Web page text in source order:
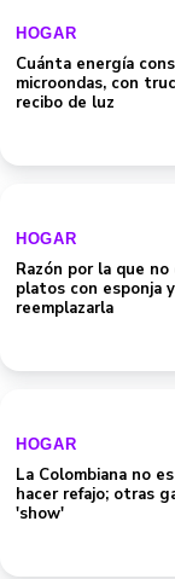
microondas, con
recibo de luz
platos con esponja y
reemplazarla
hacer refajo; otras
'show'